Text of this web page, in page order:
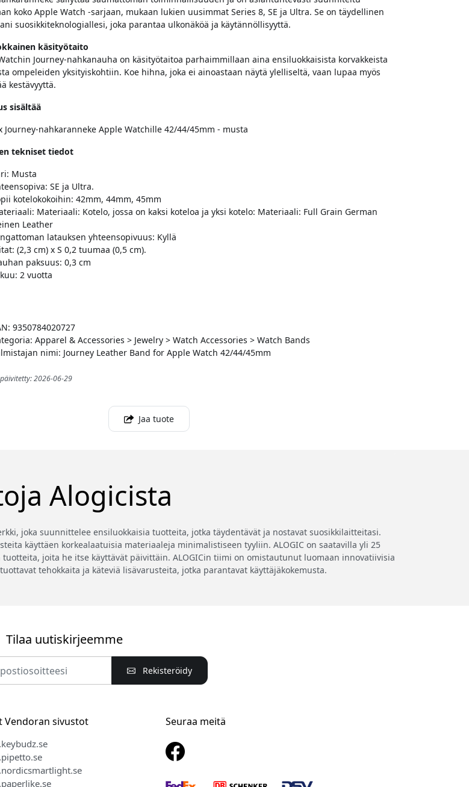
koko Apple Watch -sarjaan, mukaan lukien uusimmat Series 8, SE ja Ultra. Se on täydellinen
suosikkiteknologiallesi, joka parantaa ulkonäköä ja käytännöllisyyttä.
käsityötaito
Journey-nahkanauha on käsityötaitoa parhaimmillaan aina ensiluokkaisista korvakkeista
ompeleiden yksityiskohtiin. Koe hihna, joka ei ainoastaan näytä ylelliseltä, vaan lupaa myös
kestävyyttä.
sisältää
Journey-nahkaranneke Apple Watchille 42/44/45mm - musta
tekniset tiedot
Musta
SE ja Ultra.
kotelokokoihin: 42mm, 44mm, 45mm
Materiaali: Kotelo, jossa on kaksi koteloa ja yksi kotelo: Materiaali: Full Grain German
Leather
latauksen yhteensopivuus: Kyllä
(2,3 cm) x S 0,2 tuumaa (0,5 cm).
paksuus: 0,3 cm
2 vuotta
9350784020727
Apparel & Accessories > Jewelry > Watch Accessories > Watch Bands
nimi: Journey Leather Band for Apple Watch 42/44/45mm
2026-06-29
Jaa tuote
Alogicista
joka suunnittelee ensiluokkaisia tuotteita, jotka täydentävät ja nostavat suosikkilaitteitasi.
käyttäen korkealaatuisia materiaaleja minimalistiseen tyyliin. ALOGIC on saatavilla yli 25
joita he itse käyttävät päivittäin. ALOGICin tiimi on omistautunut luomaan innovatiivisia
tehokkaita ja käteviä lisävarusteita, jotka parantavat käyttäjäkokemusta.
Tilaa uutiskirjeemme
Rekisteröidy
Vendoran sivustot Seuraa meitä